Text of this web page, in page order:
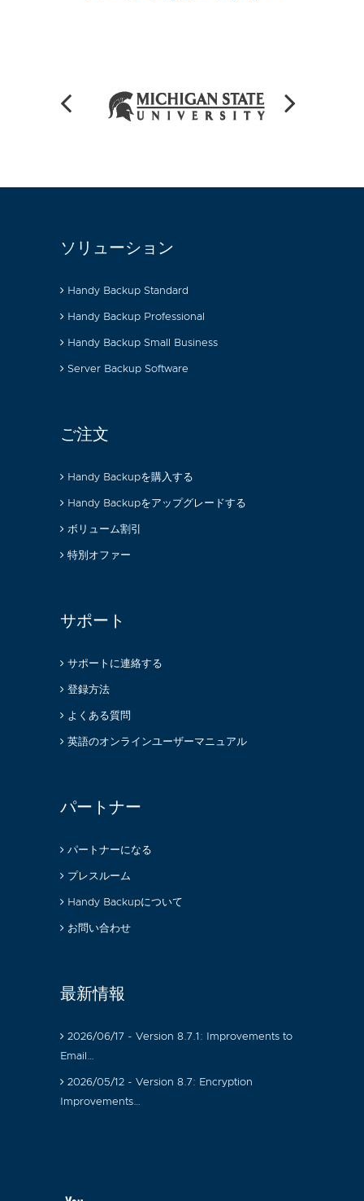
ソリューション
Handy Backup Standard
Handy Backup Professional
Handy Backup Small Business
Server Backup Software
ご注文
Handy Backupを購入する
Handy Backupをアップグレードする
ボリューム割引
特別オファー
サポート
サポートに連絡する
登録方法
よくある質問
英語のオンラインユーザーマニュアル
パートナー
パートナーになる
プレスルーム
Handy Backupについて
お問い合わせ
最新情報
2026/06/17 - Version 8.7.1: Improvements to
Email…
2026/05/12 - Version 8.7: Encryption
Improvements…